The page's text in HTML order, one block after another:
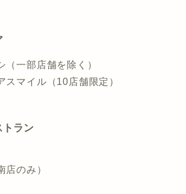
（一部店舗を除く）
スマイル（10店舗限定）
トラン
店のみ）